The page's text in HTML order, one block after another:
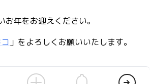
年をお迎えください。
」をよろしくお願いいたします。